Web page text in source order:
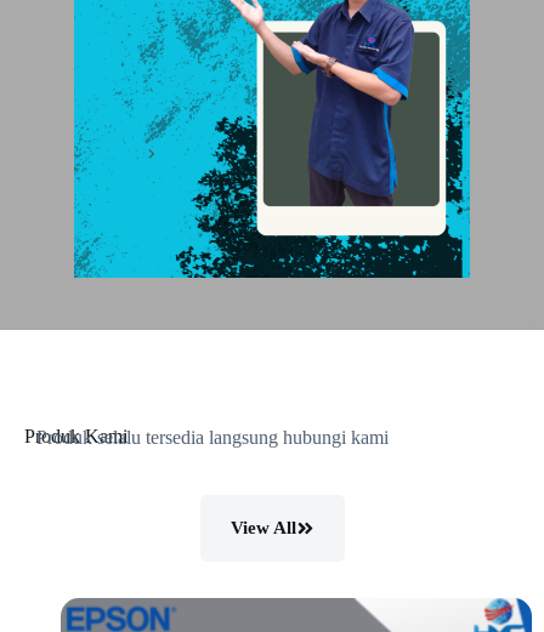
Produk Kami
Produk selalu tersedia langsung hubungi kami
View All